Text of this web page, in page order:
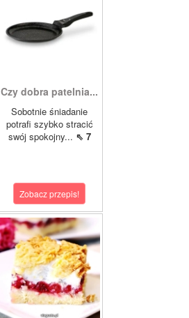
Czy dobra patelnia...
Sobotnie śniadanie
potrafi szybko stracić
swój spokojny... ⇖ 7
Zobacz przepis!